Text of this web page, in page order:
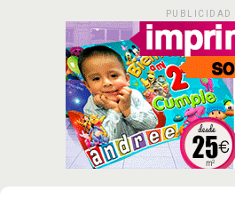
PUBLICIDAD